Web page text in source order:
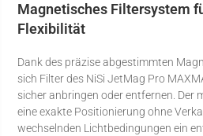
Magnetisches Filtersystem
Flexibilität
Dank des präzise abgestimmten
sich Filter des NiSi JetMag Pro
sicher anbringen oder entfernen. Der
eine exakte Positionierung ohne
wechselnden Lichtbedingungen ein